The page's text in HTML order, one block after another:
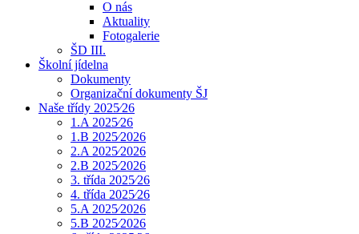
O nás
Aktuality
Fotogalerie
ŠD III.
Školní jídelna
Dokumenty
Organizační dokumenty ŠJ
Naše třídy 2025⁄26
1.A 2025⁄26
1.B 2025⁄2026
2.A 2025⁄2026
2.B 2025⁄2026
3. třída 2025⁄26
4. třída 2025⁄26
5.A 2025⁄2026
5.B 2025⁄2026